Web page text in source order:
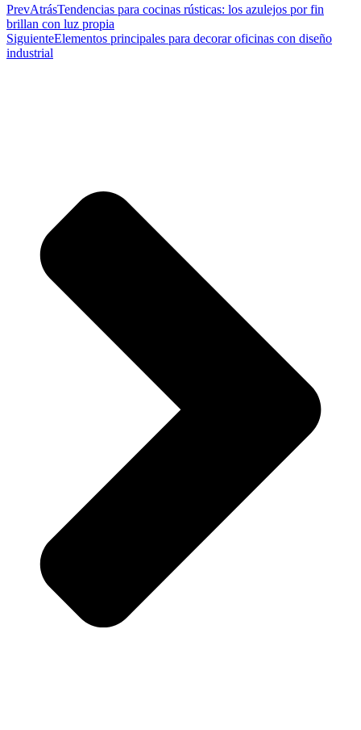
PrevAtrásTendencias para cocinas rústicas: los azulejos por fin
brillan con luz propia
SiguienteElementos principales para decorar oficinas con diseño
industrial